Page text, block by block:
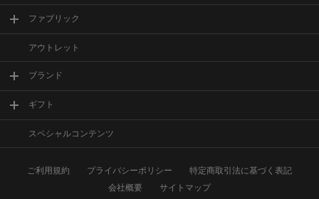
ファブリック
アウトレット
ブランド
ギフト
スペシャルコンテンツ
ご利用規約 プライバシーポリシー
特定商取引法に基づく表記
会社概要
サイトマップ